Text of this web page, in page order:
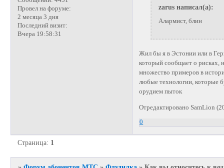
Провел на форуме:
2 месяца 3 дня
Последний визит:
Вчера 19:58:31
zarus написал(а):
Алармист, блин
Жил бы я в Эстонии или в
который сообщает о рисках,
множество примеров в
любые технологии, которые
орудием пыток
Отредактировано SamLion
0
Страница: 1